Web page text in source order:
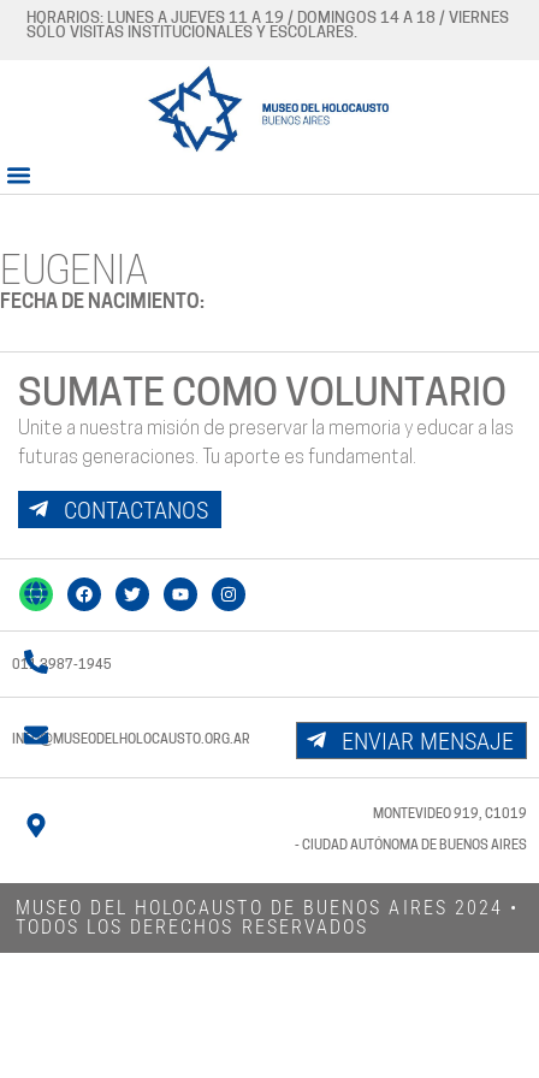
HORARIOS: LUNES A JUEVES 11 A 19 / DOMINGOS 14 A 18 / VIERNES
SÓLO VISITAS INSTITUCIONALES Y ESCOLARES.
EUGENIA
FECHA DE NACIMIENTO:
SUMATE COMO VOLUNTARIO
Unite a nuestra misión de preservar la memoria y educar a las
futuras generaciones. Tu aporte es fundamental.
CONTACTANOS
011 3987-1945
INFO@MUSEODELHOLOCAUSTO.ORG.AR ENVIAR MENSAJE
MONTEVIDEO 919, C1019
- CIUDAD AUTÓNOMA DE BUENOS AIRES
MUSEO DEL HOLOCAUSTO DE BUENOS AIRES 2024​ •
TODOS LOS DERECHOS RESERVADOS